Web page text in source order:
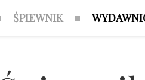
ŚPIEWNIK